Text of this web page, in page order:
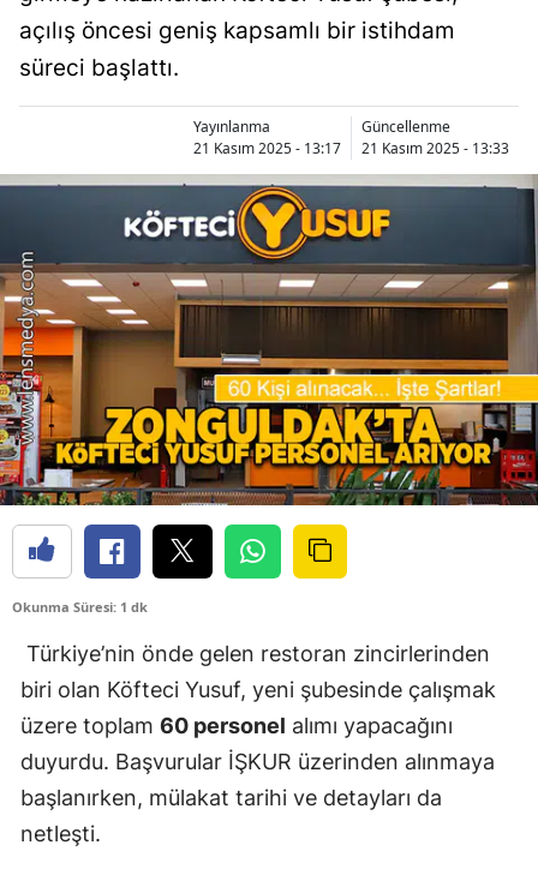
açılış öncesi geniş kapsamlı bir istihdam
süreci başlattı.
Yayınlanma
21 Kasım 2025 - 13:17
Güncellenme
21 Kasım 2025 - 13:33
Okunma Süresi: 1 dk
Türkiye’nin önde gelen restoran zincirlerinden
biri olan Köfteci Yusuf, yeni şubesinde çalışmak
üzere toplam 60 personel alımı yapacağını
duyurdu. Başvurular İŞKUR üzerinden alınmaya
başlanırken, mülakat tarihi ve detayları da
netleşti.